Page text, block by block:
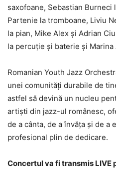
saxofoane, Sebastian Burneci
Partenie la tromboane, Liviu
la pian, Mike Alex și Adrian
la percuție și baterie și Marina
Romanian Youth Jazz
unei comunități durabile de
astfel să devină un nucleu
artiști din jazz-ul românesc,
de a cânta, de a învăța și de a
profesional plin de dedicare.
Concertul va fi transmis LIVE